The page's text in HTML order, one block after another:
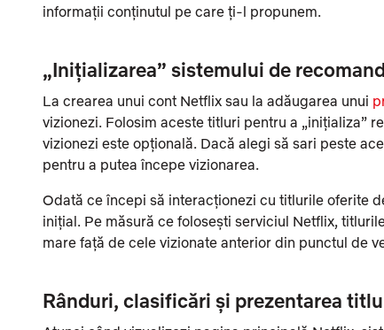
informații conținutul pe care ți-l propunem.
„Inițializarea” sistemului de
La crearea unui cont Netflix sau la adăugarea unui
vizionezi. Folosim aceste titluri pentru a „inițializa”
vizionezi este opțională. Dacă alegi să sari peste
pentru a putea începe vizionarea.
Odată ce începi să interacționezi cu titlurile oferite
inițial. Pe măsură ce folosești serviciul Netflix,
mare față de cele vizionate anterior din punctul de
Rânduri, clasificări și prezentarea